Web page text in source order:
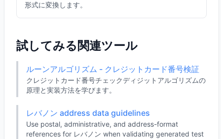
形式に変換します。
試してみる関連ツール
ルーンアルゴリズム - クレジットカード番号検証
クレジットカード番号チェックディジットアルゴリズムの
原理と実装方法を学びます。
レバノン address data guidelines
Use postal, administrative, and address-format
references for レバノン when validating generated test